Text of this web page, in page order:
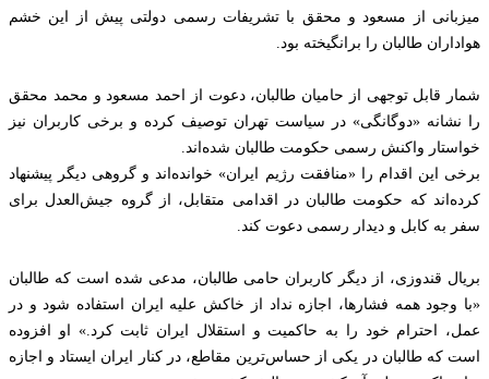
میزبانی از مسعود و محقق با تشریفات رسمی دولتی پیش از این خشم
هواداران طالبان را برانگیخته بود.
شمار قابل توجهی از حامیان طالبان، دعوت از احمد مسعود و محمد محقق
را نشانه «دوگانگی» در سیاست تهران توصیف کرده و برخی کاربران نیز
خواستار واکنش رسمی حکومت طالبان شده‌اند.
برخی این اقدام را «منافقت رژیم ایران» خوانده‌اند و گروهی دیگر پیشنهاد
کرده‌اند که حکومت طالبان در اقدامی متقابل، از گروه جیش‌العدل برای
سفر به کابل و دیدار رسمی دعوت کند.
بریال قندوزی، از دیگر کاربران حامی طالبان، مدعی شده است که طالبان
«با وجود همه فشارها، اجازه نداد از خاکش علیه ایران استفاده شود و در
عمل، احترام خود را به حاکمیت و استقلال ایران ثابت کرد.» او افزوده
است که طالبان در یکی از حساس‌ترین مقاطع، در کنار ایران ایستاد و اجازه